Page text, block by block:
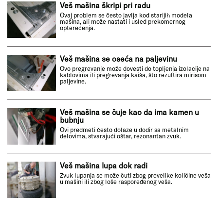
Veš mašina škripi pri radu
Ovaj problem se često javlja kod starijih modela
mašina, ali može nastati i usled prekomernog
opterećenja.
Veš mašina se oseća na paljevinu
Ovo pregrevanje može dovesti do topljenja izolacije na
kablovima ili pregrevanja kaiša, što rezultira mirisom
paljevine.
Veš mašina se čuje kao da ima kamen u
bubnju
Ovi predmeti često dolaze u dodir sa metalnim
delovima, stvarajući oštar, rezonantan zvuk.
Veš mašina lupa dok radi
Zvuk lupanja se može čuti zbog prevelike količine veša
u mašini ili zbog loše raspoređenog veša.